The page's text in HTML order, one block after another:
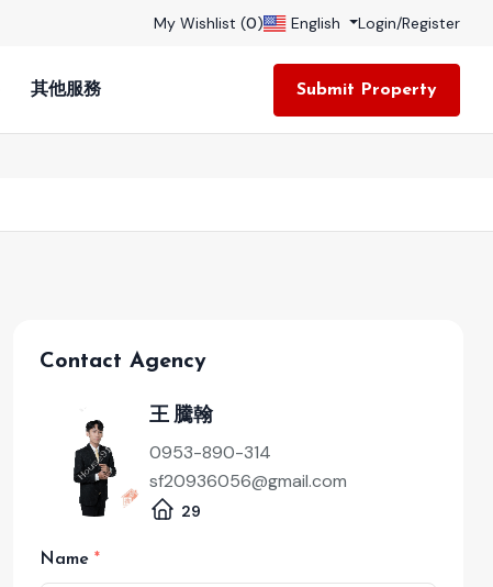
My Wishlist (0) English Login/Register
其他服務 Submit Property
Contact Agency
王 騰翰
0953-890-314
sf20936056@gmail.com
29
Name